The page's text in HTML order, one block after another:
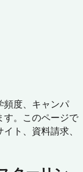
頻度、キャンパ
す。このページで
ト、資料請求、